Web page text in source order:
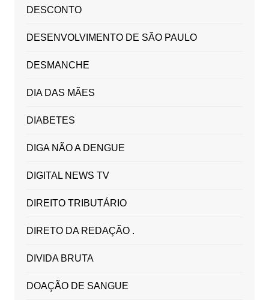
DESCONTO
DESENVOLVIMENTO DE SÃO PAULO
DESMANCHE
DIA DAS MÃES
DIABETES
DIGA NÃO A DENGUE
DIGITAL NEWS TV
DIREITO TRIBUTÁRIO
DIRETO DA REDAÇÃO .
DIVIDA BRUTA
DOAÇÃO DE SANGUE